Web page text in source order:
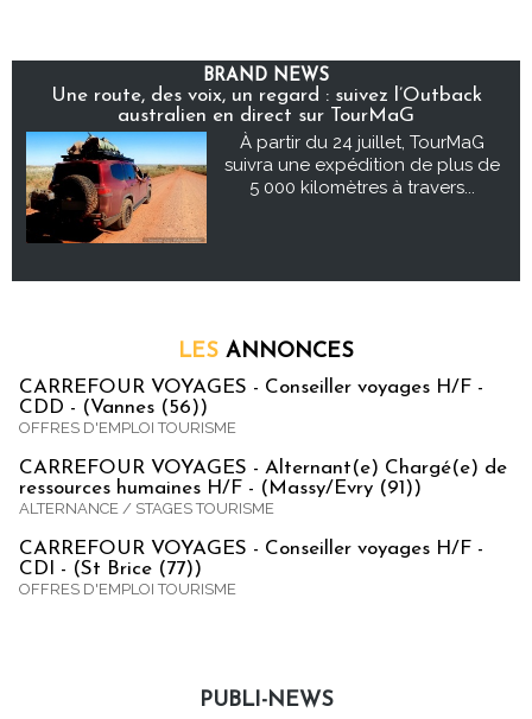
BRAND NEWS
Une route, des voix, un regard : suivez l’Outback
australien en direct sur TourMaG
À partir du 24 juillet, TourMaG
suivra une expédition de plus de
5 000 kilomètres à travers...
LES ANNONCES
CARREFOUR VOYAGES - Conseiller voyages H/F -
CDD - (Vannes (56))
OFFRES D'EMPLOI TOURISME
CARREFOUR VOYAGES - Alternant(e) Chargé(e) de
ressources humaines H/F - (Massy/Evry (91))
ALTERNANCE / STAGES TOURISME
CARREFOUR VOYAGES - Conseiller voyages H/F -
CDI - (St Brice (77))
OFFRES D'EMPLOI TOURISME
PUBLI-NEWS